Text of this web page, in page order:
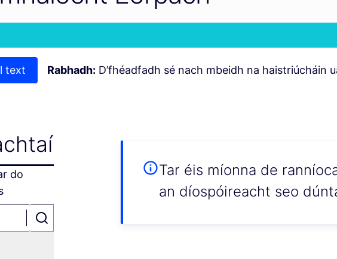
text Rabhadh: D’fhéadfadh sé nach mbeidh na haistriúcháin
do
Tar éis míonna de
an díospóireacht seo